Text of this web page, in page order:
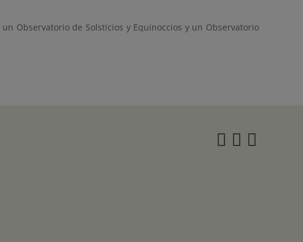
Observatorio de Solsticios y Equinoccios y un Observatorio
Twitter